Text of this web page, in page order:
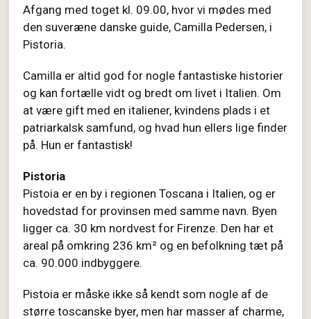
Afgang med toget kl. 09.00, hvor vi mødes med
den suveræne danske guide, Camilla Pedersen, i
Pistoria.
Camilla er altid god for nogle fantastiske historier
og kan fortælle vidt og bredt om livet i Italien. Om
at være gift med en italiener, kvindens plads i et
patriarkalsk samfund, og hvad hun ellers lige finder
på. Hun er fantastisk!
Pistoria
Pistoia er en by i regionen Toscana i Italien, og er
hovedstad for provinsen med samme navn. Byen
ligger ca. 30 km nordvest for Firenze. Den har et
areal på omkring 236 km² og en befolkning tæt på
ca. 90.000 indbyggere.
Pistoia er måske ikke så kendt som nogle af de
større toscanske byer, men har masser af charme,